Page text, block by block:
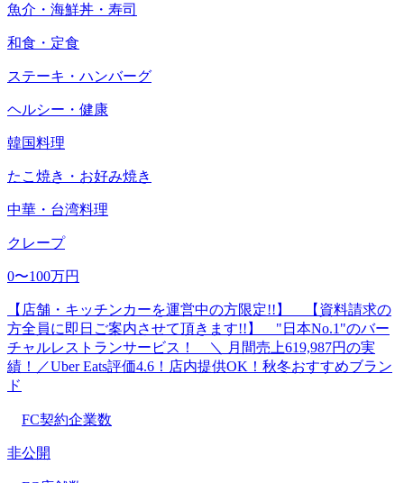
魚介・海鮮丼・寿司
和食・定食
ステーキ・ハンバーグ
ヘルシー・健康
韓国料理
たこ焼き・お好み焼き
中華・台湾料理
クレープ
0〜100万円
【店舗・キッチンカーを運営中の方限定!!】 【資料請求の
方全員に即日ご案内させて頂きます!!】 "日本No.1"のバー
チャルレストランサービス！ ＼ 月間売上619,987円の実
績！／Uber Eats評価4.6！店内提供OK！秋冬おすすめブラン
ド
FC契約企業数
非公開